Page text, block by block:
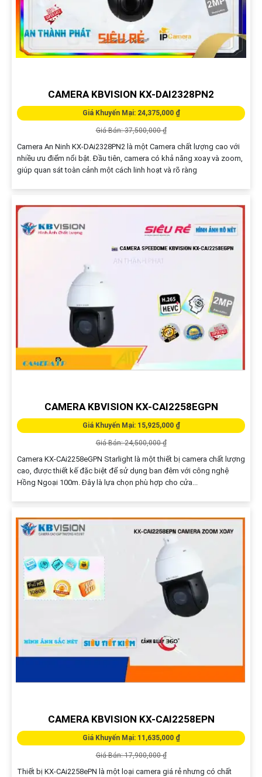
CAMERA KBVISION KX-DAI2328PN2
Giá Khuyến Mại: 24,375,000 ₫
Giá Bán: 37,500,000 ₫
Camera An Ninh KX-DAi2328PN2 là một Camera chất lượng cao với
nhiều ưu điểm nổi bật. Đầu tiên, camera có khả năng xoay và zoom,
giúp quan sát toàn cảnh một cách linh hoạt và rõ ràng
CAMERA KBVISION KX-CAI2258EGPN
Giá Khuyến Mại: 15,925,000 ₫
Giá Bán: 24,500,000 ₫
Camera KX-CAi2258eGPN Starlight là một thiết bị camera chất lượng
cao, được thiết kế đặc biệt để sử dụng ban đêm với công nghệ
Hồng Ngoại 100m. Đây là lựa chọn phù hợp cho cửa...
CAMERA KBVISION KX-CAI2258EPN
Giá Khuyến Mại: 11,635,000 ₫
Giá Bán: 17,900,000 ₫
Thiết bị KX-CAi2258ePN là một loại camera giá rẻ nhưng có chất